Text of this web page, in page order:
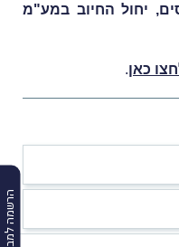
הרשמה למבזקים
יחול החיוב במע"מ
כאן.